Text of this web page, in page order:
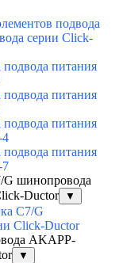
подвода
серии Click-
питания
питания
питания
питания
G шинопровода
Ductor
▼
С7/G
Click-Ductor
AKAPP-
▼